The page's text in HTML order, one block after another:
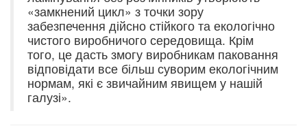
«замкнений цикл» з точки зору
забезпечення дійсно стійкого та екологічно
чистого виробничого середовища. Крім
того, це дасть змогу виробникам паковання
відповідати все більш суворим екологічним
нормам, які є звичайним явищем у нашій
галузі».